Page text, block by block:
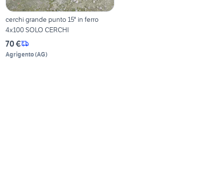
cerchi grande punto 15" in ferro
4x100 SOLO CERCHI
70 €
Agrigento(AG)